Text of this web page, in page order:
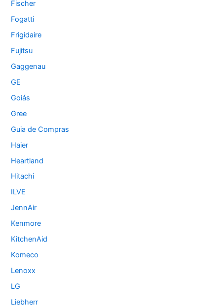
Fischer
Fogatti
Frigidaire
Fujitsu
Gaggenau
GE
Goiás
Gree
Guia de Compras
Haier
Heartland
Hitachi
ILVE
JennAir
Kenmore
KitchenAid
Komeco
Lenoxx
LG
Liebherr